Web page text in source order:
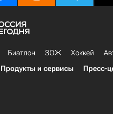
Биатлон ЗОЖ Хоккей
Продукты и сервисы Пресс-